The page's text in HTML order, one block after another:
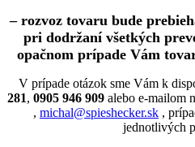
– rozvoz tovaru bude
pri dodržaní všetkých
opačnom prípade Vám
V prípade otázok sme Vám k
281, 0905 946 909 alebo e-mailom
, michal@spieshecker.sk ,
jednotlivých